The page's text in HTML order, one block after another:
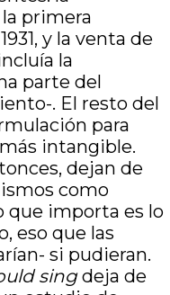
primera
y la venta de
la
parte del
. El resto del
para
intangible.
dejan de
como
que importa es lo
eso que las
si pudieran.
singdeja de